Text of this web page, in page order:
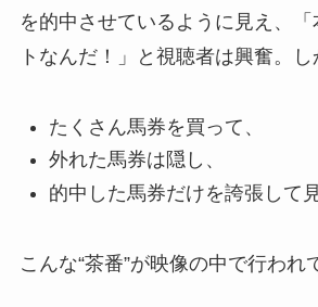
を的中させているように見え、
トなんだ！」と視聴者は興奮。
たくさん馬券を買って、
外れた馬券は隠し、
的中した馬券だけを誇張して
こんな“茶番”が映像の中で行われ